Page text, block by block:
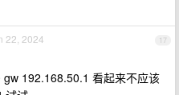
17
22, 2024
192.168.50.1 看起来不应该